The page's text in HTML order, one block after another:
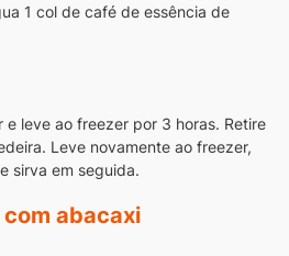
1 col de café de essência de
leve ao freezer por 3 horas. Retire
Leve novamente ao freezer,
sirva em seguida.
abacaxi